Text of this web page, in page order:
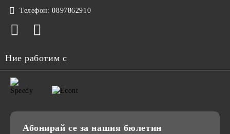
Телефон: 0897862910
Ние работим с
Абонирай се за нашия бюлетин